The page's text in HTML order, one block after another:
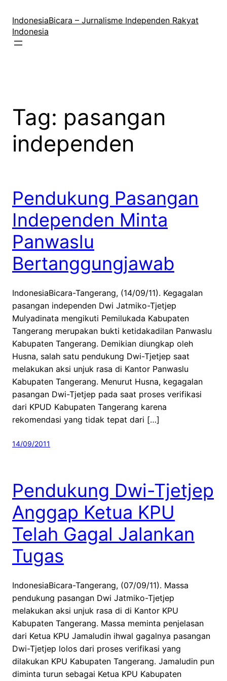
konten
IndonesiaBicara – Jurnalisme Independen Rakyat
Indonesia
Tag: pasangan
independen
Pendukung Pasangan
Independen Minta
Panwaslu
Bertanggungjawab
IndonesiaBicara-Tangerang, (14/09/11). Kegagalan
pasangan independen Dwi Jatmiko-Tjetjep
Mulyadinata mengikuti Pemilukada Kabupaten
Tangerang merupakan bukti ketidakadilan Panwaslu
Kabupaten Tangerang. Demikian diungkap oleh
Husna, salah satu pendukung Dwi-Tjetjep saat
melakukan aksi unjuk rasa di Kantor Panwaslu
Kabupaten Tangerang. Menurut Husna, kegagalan
pasangan Dwi-Tjetjep pada saat proses verifikasi
dari KPUD Kabupaten Tangerang karena
rekomendasi yang tidak tepat dari […]
14/09/2011
Pendukung Dwi-Tjetjep
Anggap Ketua KPU
Telah Gagal Jalankan
Tugas
IndonesiaBicara-Tangerang, (07/09/11). Massa
pendukung pasangan Dwi Jatmiko-Tjetjep
melakukan aksi unjuk rasa di di Kantor KPU
Kabupaten Tangerang. Massa meminta penjelasan
dari Ketua KPU Jamaludin ihwal gagalnya pasangan
Dwi-Tjetjep lolos dari proses verifikasi yang
dilakukan KPU Kabupaten Tangerang. Jamaludin pun
diminta turun sebagai Ketua KPU Kabupaten